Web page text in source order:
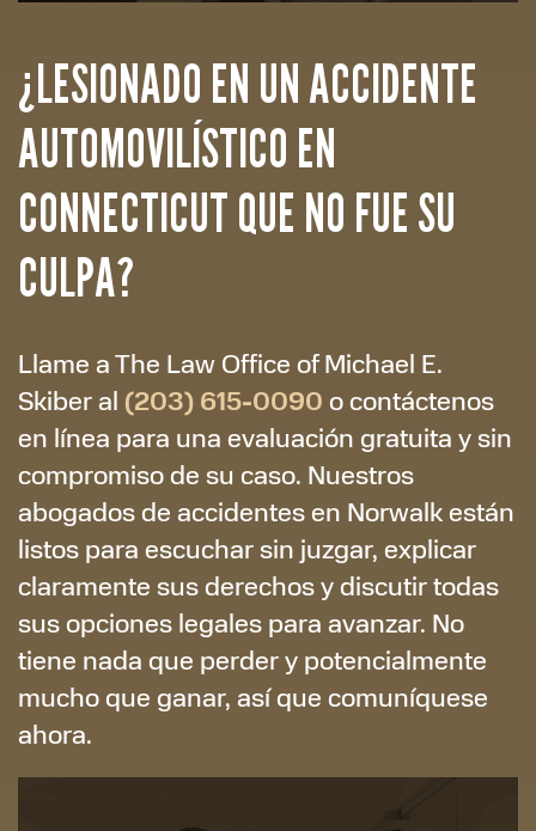
¿LESIONADO EN UN ACCIDENTE
AUTOMOVILÍSTICO EN
CONNECTICUT QUE NO FUE SU
CULPA?
Llame a The Law Office of Michael E.
Skiber al (203) 615-0090 o contáctenos
en línea para una evaluación gratuita y sin
compromiso de su caso. Nuestros
abogados de accidentes en Norwalk están
listos para escuchar sin juzgar, explicar
claramente sus derechos y discutir todas
sus opciones legales para avanzar. No
tiene nada que perder y potencialmente
mucho que ganar, así que comuníquese
ahora.